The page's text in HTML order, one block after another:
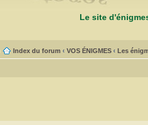
Le site
Index du forum ‹ VOS ÉNIGMES ‹ Les